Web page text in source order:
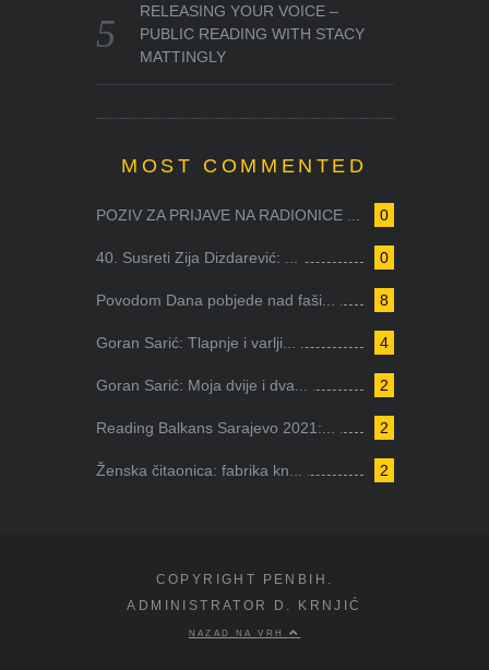
RELEASING YOUR VOICE –
PUBLIC READING WITH STACY
MATTINGLY
MOST COMMENTED
0
POZIV ZA PRIJAVE NA RADIONICE ...
0
40. Susreti Zija Dizdarević: ...
8
Povodom Dana pobjede nad faši...
4
Goran Sarić: Tlapnje i varlji...
2
Goran Sarić: Moja dvije i dva...
2
Reading Balkans Sarajevo 2021:...
2
Ženska čitaonica: fabrika kn...
COPYRIGHT PENBIH.
ADMINISTRATOR D. KRNJIĆ
NAZAD NA VRH